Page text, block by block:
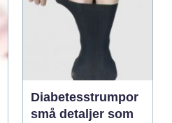
Diabetesstrumpor
små detaljer som